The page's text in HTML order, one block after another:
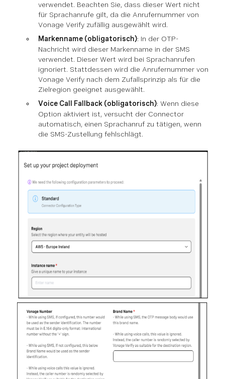
verwendet. Beachten Sie, dass dieser Wert nicht
für Sprachanrufe gilt, da die Anrufernummer von
Vonage Verify zufällig ausgewählt wird.
Markenname (obligatorisch): In der OTP-
Nachricht wird dieser Markenname in der SMS
verwendet. Dieser Wert wird bei Sprachanrufen
ignoriert. Stattdessen wird die Anrufernummer von
Vonage Verify nach dem Zufallsprinzip als für die
Zielregion geeignet ausgewählt.
Voice Call Fallback (obligatorisch): Wenn diese
Option aktiviert ist, versucht der Connector
automatisch, einen Sprachanruf zu tätigen, wenn
die SMS-Zustellung fehlschlägt.